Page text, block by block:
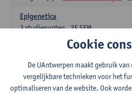
Epigenetica
2E SEM
3studiepunten
Wim Vanden Berghe
2E SEM
studiepunten
Lesgever(s):
Erik Fransen Kris
Cookie
De UAntwerpen maakt gebruik van
vergelijkbare technieken voor het
optimaliseren van de website. Ook